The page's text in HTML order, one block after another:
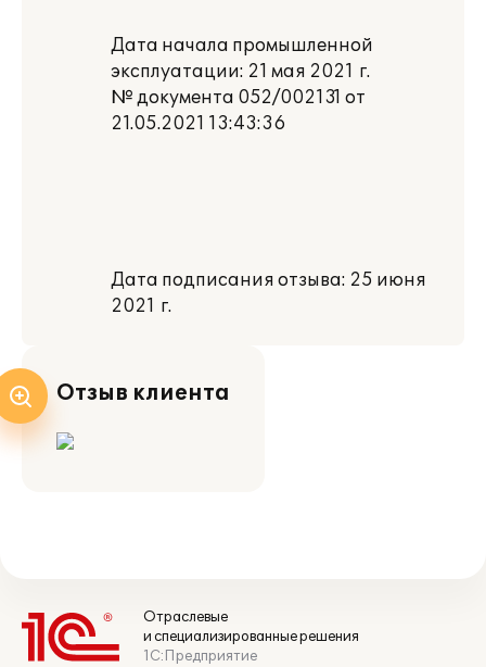
Дата начала промышленной
эксплуатации: 21 мая 2021 г.
№ документа 052/002131 от
21.05.2021 13:43:36
Дата подписания отзыва: 25 июня
2021 г.
Отзыв клиента
Отраслевые
и специализированные решения
1С:Предприятие